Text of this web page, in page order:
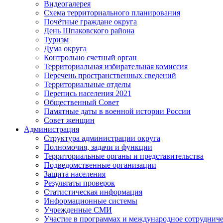
Видеогалерея
Схема территориального планирования
Почётные граждане округа
День Шпаковского района
Туризм
Дума округа
Контрольно счетный орган
Территориальная избирательная комиссия
Перечень пространственных сведений
Территориальные отделы
Перепись населения 2021
Общественный Совет
Памятные даты в военной истории России
Совет женщин
Администрация
Структура администрации округа
Полномочия, задачи и функции
Территориальные органы и представительства
Подведомственные организации
Защита населения
Результаты проверок
Статистическая информация
Информационные системы
Учрежденные СМИ
Участие в программах и международное